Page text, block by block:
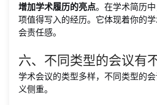
增加学术履历的亮点。在学术简历
项值得写入的经历。它体现着你的
会责任感。
六、不同类型的会议有
学术会议的类型多样，不同类型的
义侧重。